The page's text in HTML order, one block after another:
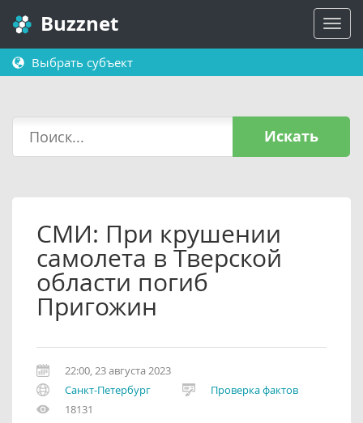
Buzznet
Выбрать субъект
Искать
СМИ: При крушении
самолета в Тверской
области погиб
Пригожин
22:00, 23 августа 2023
Санкт-Петербург
Проверка фактов
18131